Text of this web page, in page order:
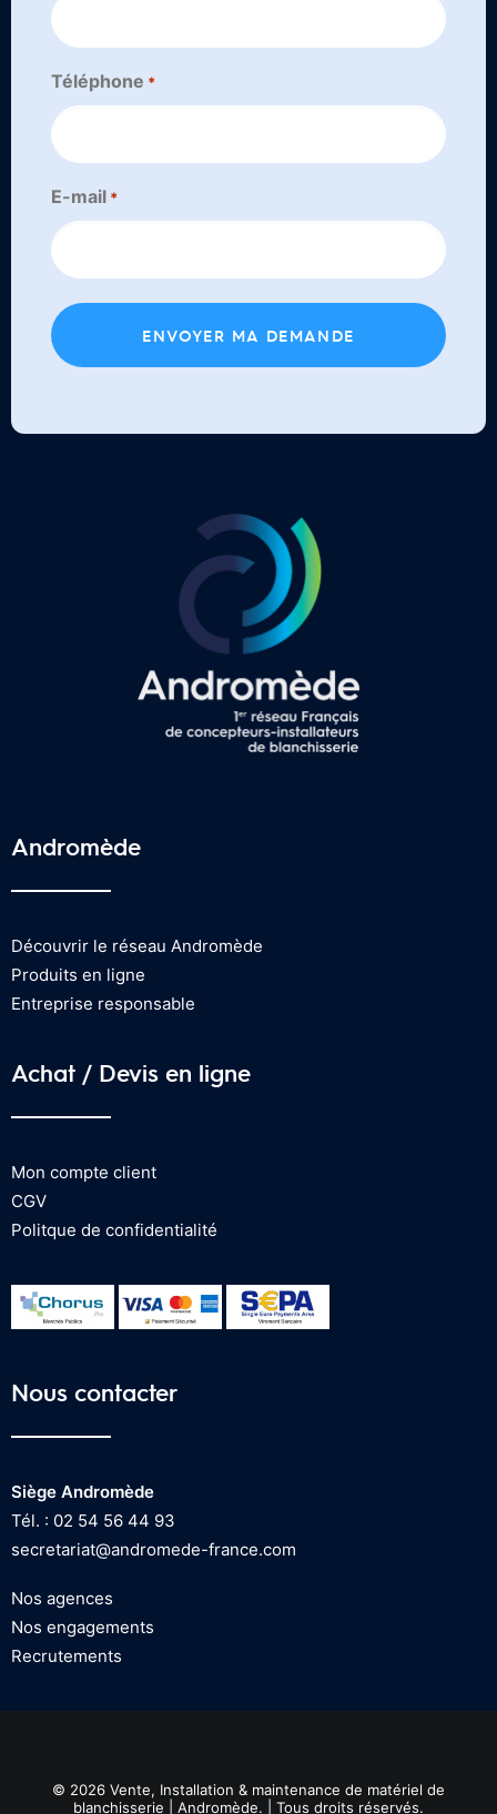
Téléphone *
E-mail *
Andromède
Découvrir le réseau Andromède
Produits en ligne
Entreprise responsable
Achat / Devis en ligne
Mon compte client
CGV
Politque de confidentialité
Nous contacter
Siège Andromède
Tél. : 02 54 56 44 93
secretariat@andromede-france.com
Nos agences
Nos engagements
Recrutements
© 2026 Vente, Installation & maintenance de matériel de
blanchisserie | Andromède. | Tous droits réservés.